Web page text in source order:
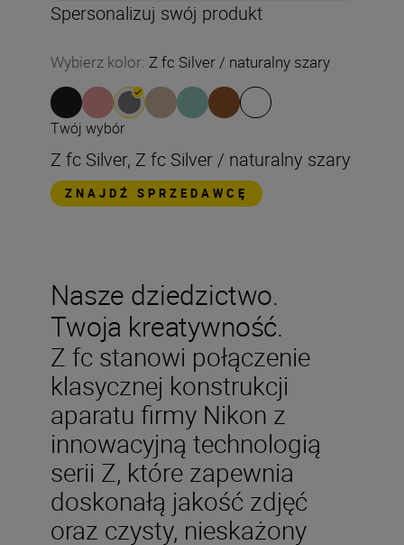
Spersonalizuj swój produkt
Wybierz kolor: Z fc Silver / naturalny szary
Twój wybór
Z fc Silver, Z fc Silver / naturalny szary
ZNAJDŹ SPRZEDAWCĘ
Nasze dziedzictwo.
Twoja kreatywność.
Z fc stanowi połączenie
klasycznej konstrukcji
aparatu firmy Nikon z
innowacyjną technologią
serii Z, które zapewnia
doskonałą jakość zdjęć
oraz czysty, nieskażony